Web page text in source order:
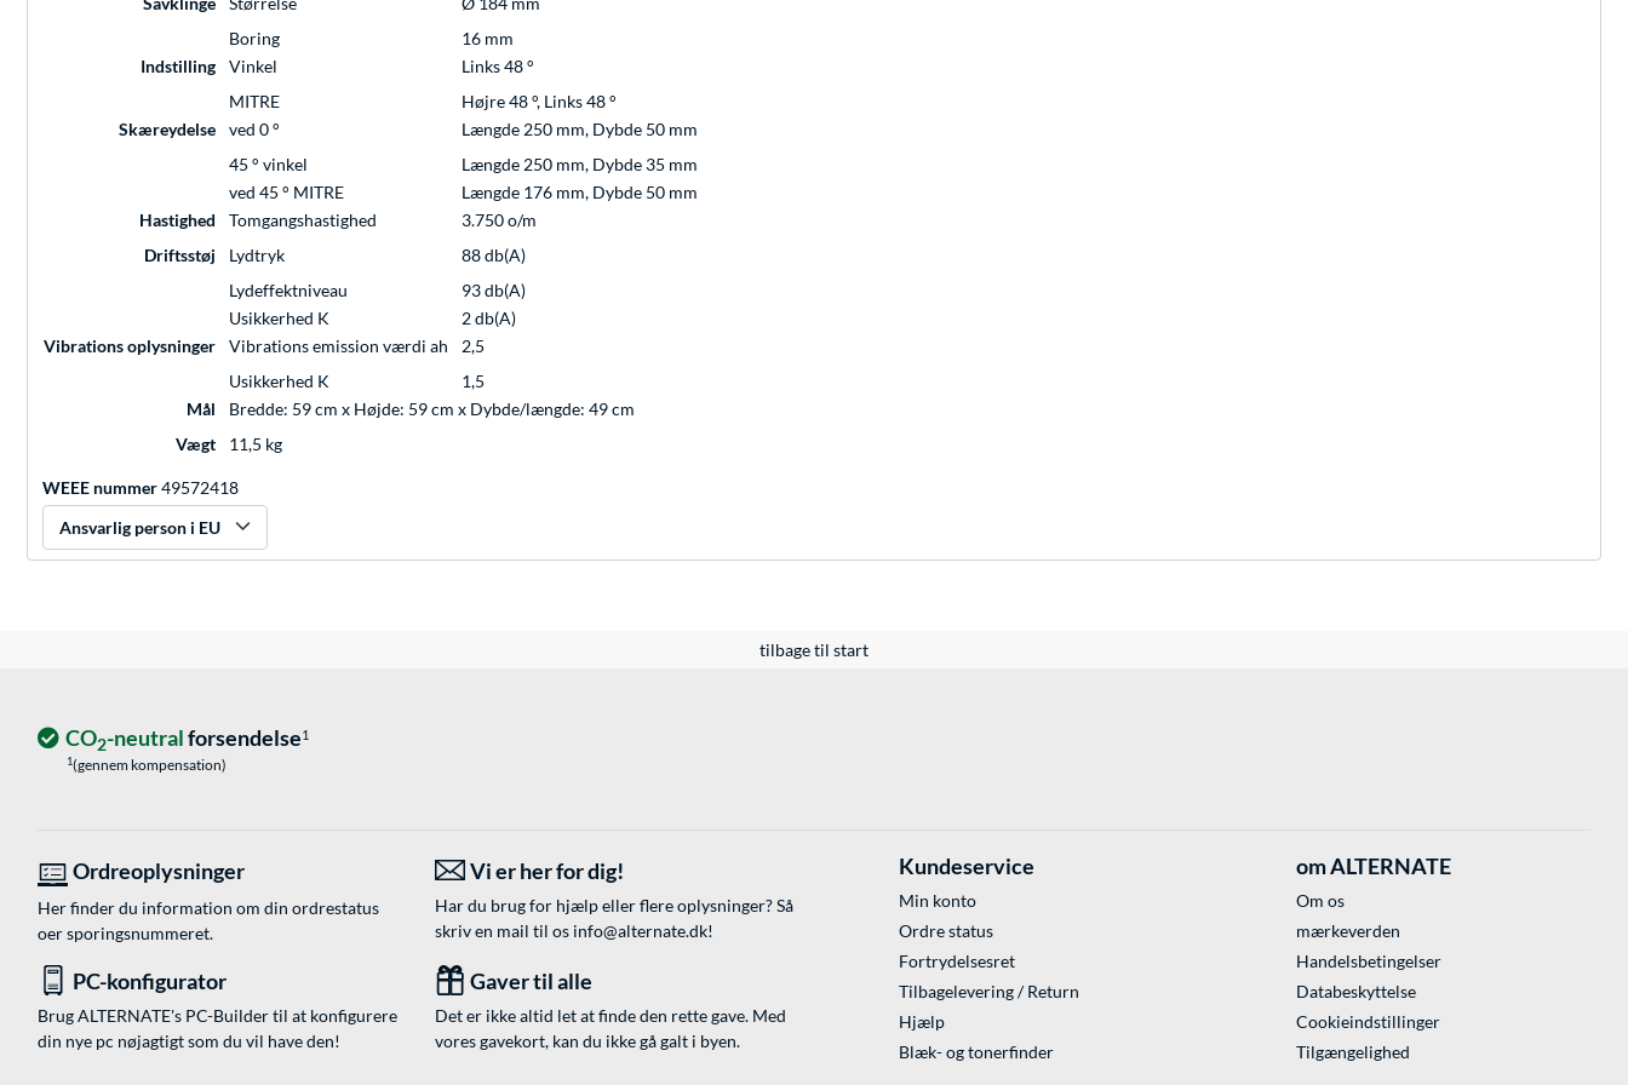
Boring
16 mm
Indstilling
Vinkel
Links 48 °
MITRE
Højre 48 °, Links 48 °
Skæreydelse
ved 0 °
Længde 250 mm, Dybde 50 mm
45 ° vinkel
Længde 250 mm, Dybde 35 mm
ved 45 ° MITRE
Længde 176 mm, Dybde 50 mm
Hastighed
Tomgangshastighed
3.750 o/m
Driftsstøj
Lydtryk
88 db(A)
Lydeffektniveau
93 db(A)
Usikkerhed K
2 db(A)
Vibrations oplysninger
Vibrations emission værdi ah
2,5
Usikkerhed K
1,5
Mål
Bredde: 59 cm x Højde: 59 cm x Dybde/længde: 49 cm
Vægt
11,5 kg
WEEE nummer49572418
Ansvarlig person i EU
tilbage til start
CO2-neutralforsendelse1
1(gennem kompensation)
Ordreoplysninger
Her finder du information om din ordrestatus
oer sporingsnummeret.
Vi er her for dig!
Har du brug for hjælp eller flere oplysninger? Så
skriv en mail til os info@alternate.dk!
PC-konfigurator
Brug ALTERNATE's PC-Builder til at konfigurere
din nye pc nøjagtigt som du vil have den!
Gaver til alle
Det er ikke altid let at finde den rette gave. Med
vores gavekort, kan du ikke gå galt i byen.
Kundeservice
Min konto
Ordre status
Fortrydelsesret
Tilbagelevering / Return
Hjælp
Blæk- og tonerfinder
om ALTERNATE
Om os
mærkeverden
Handelsbetingelser
Databeskyttelse
Cookieindstillinger
Tilgængelighed